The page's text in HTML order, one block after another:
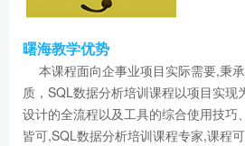
曙海教学优势
本课程面向企事业项目实际需要,秉
质，SQL数据分析培训课程以项目实现
设计的全流程以及工具的综合使用技巧
皆可,SQL数据分析培训课程专家,课程